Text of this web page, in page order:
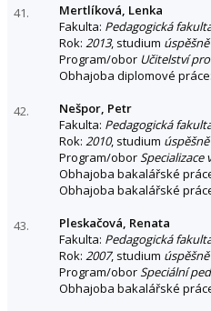
41.
Mertlíková, Lenka
Fakulta: Pedagogická
Rok: 2013, studium
Program/obor Učitelství
Obhajoba diplomové práce:
42.
Nešpor, Petr
Fakulta: Pedagogická
Rok: 2010, studium
Program/oborSpecializace
Obhajoba bakalářské
Obhajoba bakalářské
43.
Pleskačová, Renata
Fakulta: Pedagogická
Rok: 2007, studium
Program/oborSpeciální
Obhajoba bakalářské